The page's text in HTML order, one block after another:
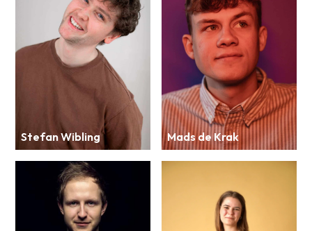
Stefan Wibling Mads de Krak